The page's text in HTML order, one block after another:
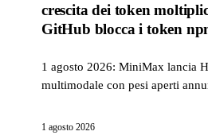
crescita dei token
GitHub blocca i token
1 agosto 2026: MiniMax lancia
multimodale con pesi aperti
serviti moltiplicata per più di
1 agosto 2026